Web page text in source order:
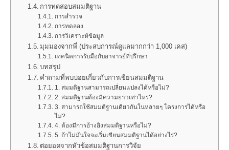
การทดสอบสมมติฐาน
การสำรวจ
การทดลอง
การวิเคราะห์ข้อมูล
มุมมองจากพี่ (ประสบการณ์ดูแลมากกว่า 1,000 เคส)
เทคนิคการรับมือกับอาจารย์ที่ปรึกษา
บทสรุป
คำถามที่พบบ่อยเกี่ยวกับการเขียนสมมติฐาน
1. สมมติฐานสามารถเปลี่ยนแปลงได้หรือไม่?
2. สมมติฐานต้องมีความยาวเท่าไหร่?
3. สามารถใช้สมมติฐานเดียวกันในหลายๆ โครงการได้หรือ
ไม่?
4. ต้องมีการอ้างอิงสมมติฐานหรือไม่?
5. ถ้าไม่มั่นใจจะเริ่มเขียนสมมติฐานได้อย่างไร?
ต่อยอดจากหัวข้อสมมติฐานการวิจัย